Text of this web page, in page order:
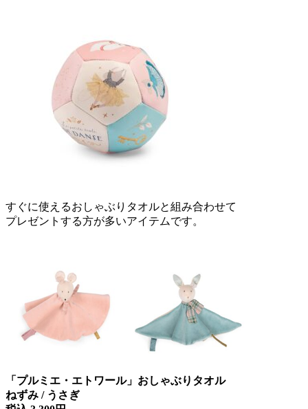
すぐに使えるおしゃぶりタオルと組み合わせて
プレゼントする方が多いアイテムです。
「プルミエ・エトワール」おしゃぶりタオル
ねずみ / うさぎ